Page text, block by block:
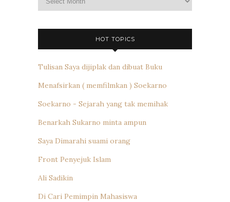
HOT TOPICS
Tulisan Saya dijiplak dan dibuat Buku
Menafsirkan ( memfilmkan ) Soekarno
Soekarno - Sejarah yang tak memihak
Benarkah Sukarno minta ampun
Saya Dimarahi suami orang
Front Penyejuk Islam
Ali Sadikin
Di Cari Pemimpin Mahasiswa